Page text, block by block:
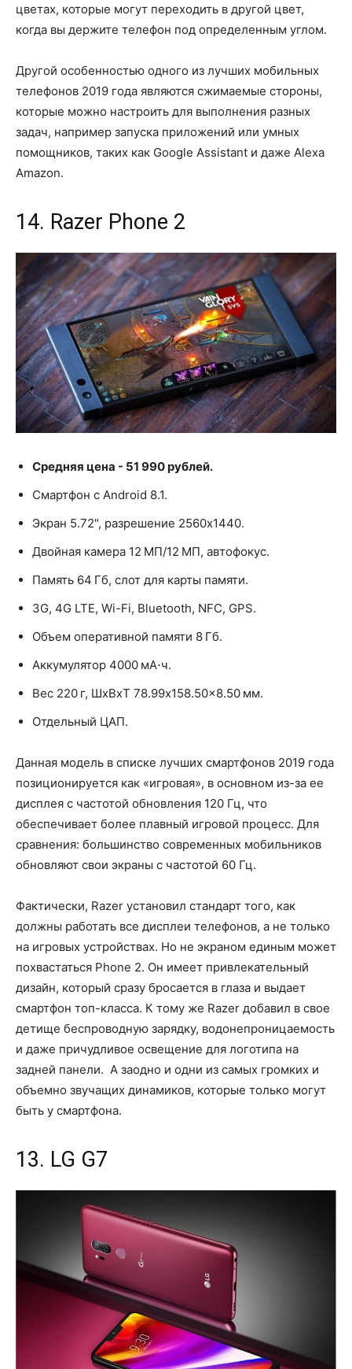
цветах, которые могут переходить в другой цвет,
когда вы держите телефон под определенным углом.
Другой особенностью одного из лучших мобильных
телефонов 2019 года являются сжимаемые стороны,
которые можно настроить для выполнения разных
задач, например запуска приложений или умных
помощников, таких как Google Assistant и даже Alexa
Amazon.
14. Razer Phone 2
Средняя цена - 51 990 рублей.
Смартфон с Android 8.1.
Экран 5.72", разрешение 2560x1440.
Двойная камера 12 МП/12 МП, автофокус.
Память 64 Гб, слот для карты памяти.
3G, 4G LTE, Wi-Fi, Bluetooth, NFC, GPS.
Объем оперативной памяти 8 Гб.
Аккумулятор 4000 мА⋅ч.
Вес 220 г, ШxВxТ 78.99x158.50x8.50 мм.
Отдельный ЦАП.
Данная модель в списке лучших смартфонов 2019 года
позиционируется как «игровая», в основном из-за ее
дисплея c частотой обновления 120 Гц, что
обеспечивает более плавный игровой процесс. Для
сравнения: большинство современных мобильников
обновляют свои экраны с частотой 60 Гц.
Фактически, Razer установил стандарт того, как
должны работать все дисплеи телефонов, а не только
на игровых устройствах. Но не экраном единым может
похвастаться Phone 2. Он имеет привлекательный
дизайн, который сразу бросается в глаза и выдает
смартфон топ-класса. К тому же Razer добавил в свое
детище беспроводную зарядку, водонепроницаемость
и даже причудливое освещение для логотипа на
задней панели. А заодно и одни из самых громких и
объемно звучащих динамиков, которые только могут
быть у смартфона.
13. LG G7